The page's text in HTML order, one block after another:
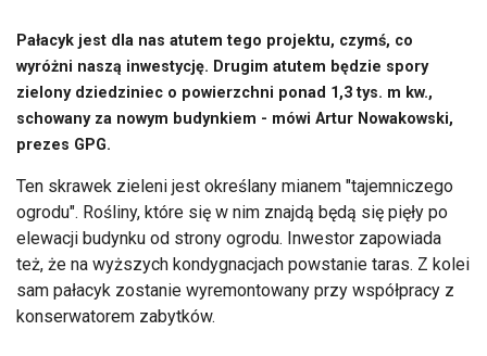
Pałacyk jest dla nas atutem tego projektu, czymś, co
wyróżni naszą inwestycję. Drugim atutem będzie spory
zielony dziedziniec o powierzchni ponad 1,3 tys. m kw.,
schowany za nowym budynkiem - mówi Artur Nowakowski,
prezes GPG.
Ten skrawek zieleni jest określany mianem "tajemniczego
ogrodu". Rośliny, które się w nim znajdą będą się pięły po
elewacji budynku od strony ogrodu. Inwestor zapowiada
też, że na wyższych kondygnacjach powstanie taras. Z kolei
sam pałacyk zostanie wyremontowany przy współpracy z
konserwatorem zabytków.